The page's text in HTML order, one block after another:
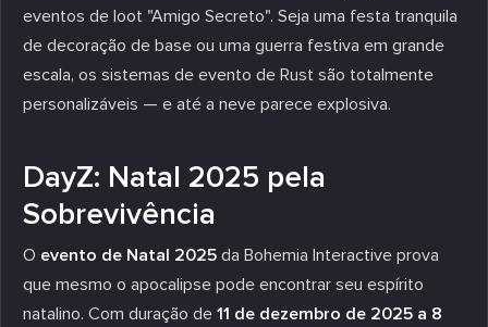
eventos de loot "Amigo Secreto". Seja uma festa tranquila
de decoração de base ou uma guerra festiva em grande
escala, os sistemas de evento de Rust são totalmente
personalizáveis — e até a neve parece explosiva.
DayZ: Natal 2025 pela
Sobrevivência
O evento de Natal 2025 da Bohemia Interactive prova
que mesmo o apocalipse pode encontrar seu espírito
natalino. Com duração de 11 de dezembro de 2025 a 8